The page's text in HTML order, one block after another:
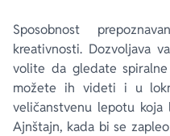
Sposobnost
kreativnosti. Dozvoljava
volite da gledate
možete ih videti i u
veličanstvenu lepotu
Ajnštajn, kada bi se